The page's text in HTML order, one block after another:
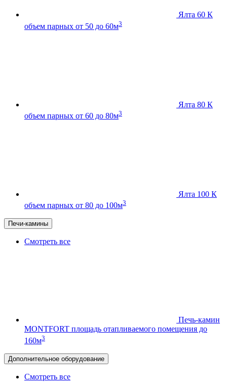
Ялта 60 К
объем парных от 50 до 60м3
Ялта 80 К
объем парных от 60 до 80м3
Ялта 100 К
объем парных от 80 до 100м3
Печи-камины
Смотреть все
Печь-камин
MONTFORT площадь отапливаемого помещения до
160м3
Дополнительное оборудование
Смотреть все